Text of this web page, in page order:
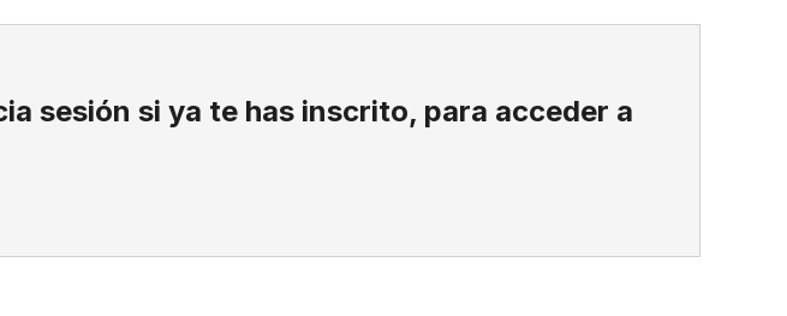
sesión si ya te has inscrito, para acceder a